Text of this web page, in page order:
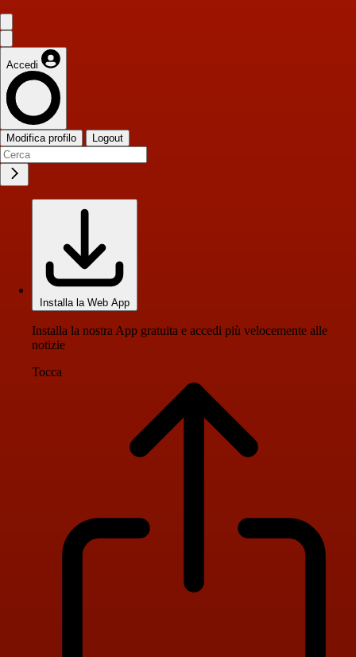
Accedi
Modifica profilo Logout
Installa la Web App
Installa la nostra App gratuita e accedi più velocemente alle
notizie
Tocca